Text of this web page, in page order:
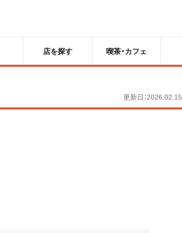
店を探す 喫茶・カフェ
更新日：2026.02.15